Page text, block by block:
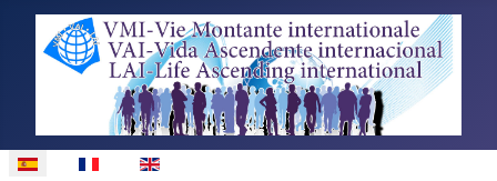
Seleccione su idioma